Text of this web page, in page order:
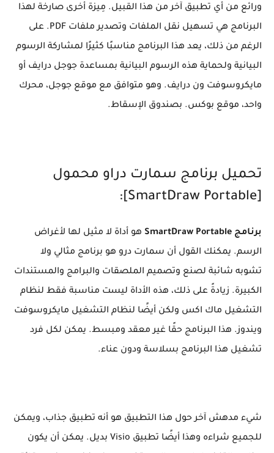
ورائع من أي تطبيق آخر من هذا القبيل. مِيزة أخرى صارخة لهذا
البرنامج هي تسهيل نقل الملفات وتصدير ملفات PDF. على
الرغم من ذلك، يعد هذا البرنامج مناسبًا كثيرًا لمشاركة الرسوم
البيانية ولحماية هذه الرسوم البيانية بمساعدة جوجل درايف أو
مايكروسوفت ون درايف. وهو متوافق مع موقع جوجل، محرك
واحد، موقع بوكس. بصندوق الإسقاط.
تحميل برنامج سمارت دراو محمول
[SmartDraw Portable]:
برنامج SmartDraw Portable
هو أداة لا مثيل لها لأغراض
الرسم. يمكنك القول أن سمارت درو هو برنامج مثالي ولا
تشوبه شائبة لصنع وتصميم الملصقات والبرامج والمستندات
الكبيرة. زيادةً على ذلك، هذه الأداة ليست مناسبة فقط لنظام
التشغيل ماك اكس ولكن أيضًا لنظام التشغيل مايكروسوفت
ويندوز. هذا البرنامج حقًا غير معقد ومبسط. يمكن لكل فرد
تشغيل هذا البرنامج بسلاسة ودون عناء.
شيء مدهش آخر حول هذا التطبيق هو أنه تطبيق جذاب، ويمكن
للجميع شراءه وهذا أيضًا تطبيق Visio بديل. يمكن أن يكون